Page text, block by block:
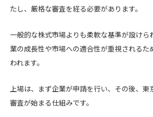
たし、厳格な審査を経る必要があります。
一般的な株式市場よりも柔軟な基準が設けら
業の成長性や市場への適合性が重視されるた
われます。
上場は、まず企業が申請を行い、その後、東
審査が始まる仕組みです。